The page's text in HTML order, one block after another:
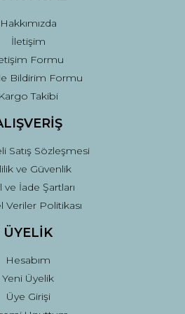
Gönder
Hakkımızda
İletişim
Formu
Bildirim Formu
Kargo Takibi
Satış Sözleşmesi
ve Güvenlik
ve İade Şartları
Veriler Politikası
ÜYELİK
Hesabım
Yeni Üyelik
Üye Girişi